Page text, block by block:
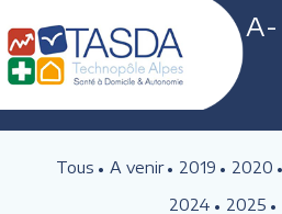
A-
Tous A venir 2019 2020
2024
2025